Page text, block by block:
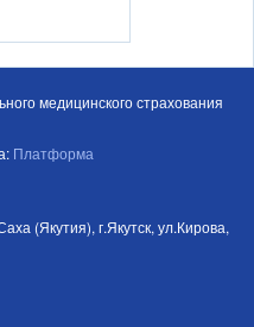
медицинского страхования
Платформа
(Якутия), г.Якутск, ул.Кирова,